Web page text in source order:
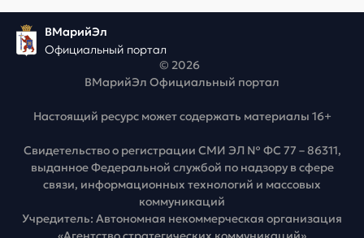
ВМарийЭл
Официальный портал
© 2026
ВМарийЭл Официальный портал
Настоящий ресурс может содержать материалы 16+
Свидетельство о регистрации СМИ ЭЛ № ФС 77 – 86311,
выданное Федеральной службой по надзору в сфере
связи, информационных технологий и массовых
коммуникаций
Учредитель: Автономная некоммерческая организация